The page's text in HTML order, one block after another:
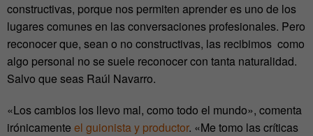
constructivas, porque nos permiten aprender es uno de los
lugares comunes en las conversaciones profesionales. Pero
reconocer que, sean o no constructivas, las recibimos como
algo personal no se suele reconocer con tanta naturalidad.
Salvo que seas Raúl Navarro.
«Los cambios los llevo mal, como todo el mundo», comenta
irónicamente el guionista y productor. «Me tomo las críticas